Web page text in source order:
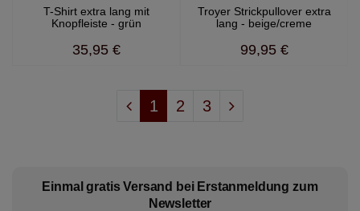
T-Shirt extra lang mit
Knopfleiste - grün
35,95 €
Troyer Strickpullover extra
lang - beige/creme
99,95 €
1 2 3
Einmal gratis Versand bei Erstanmeldung zum
Newsletter